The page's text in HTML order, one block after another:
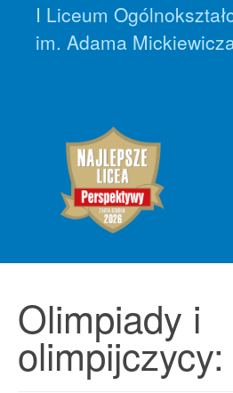
I Liceum
im. Adama
Olimpiady i
olimpijczycy: